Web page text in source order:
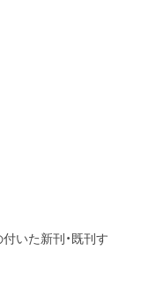
いた新刊・既刊す